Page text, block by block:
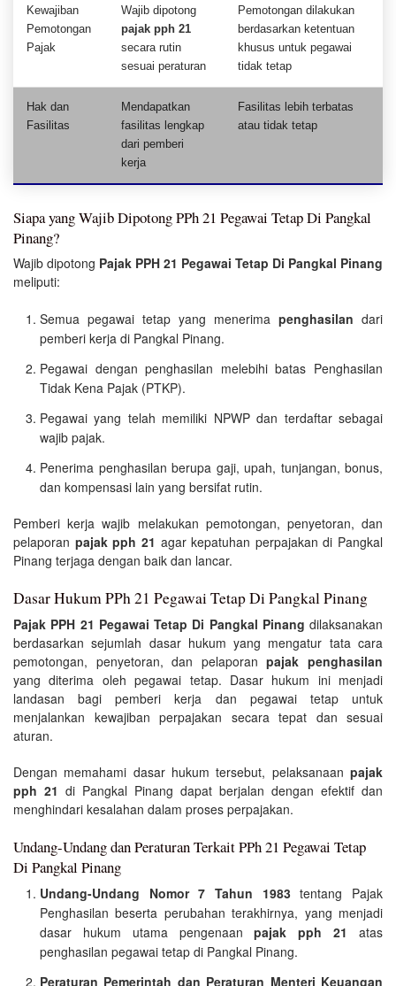
Kewajiban
Pemotongan
Pajak
Wajib dipotong
pajak pph 21
secara rutin
sesuai peraturan
Pemotongan dilakukan
berdasarkan ketentuan
khusus untuk pegawai
tidak tetap
Hak dan
Fasilitas
Mendapatkan
fasilitas lengkap
dari pemberi
kerja
Fasilitas lebih terbatas
atau tidak tetap
Siapa yang Wajib Dipotong PPh 21 Pegawai Tetap Di Pangkal
Pinang?
Wajib dipotong Pajak PPH 21 Pegawai Tetap Di Pangkal Pinang
meliputi:
Semua pegawai tetap yang menerima penghasilan dari
pemberi kerja di Pangkal Pinang.
Pegawai dengan penghasilan melebihi batas Penghasilan
Tidak Kena Pajak (PTKP).
Pegawai yang telah memiliki NPWP dan terdaftar sebagai
wajib pajak.
Penerima penghasilan berupa gaji, upah, tunjangan, bonus,
dan kompensasi lain yang bersifat rutin.
Pemberi kerja wajib melakukan pemotongan, penyetoran, dan
pelaporan pajak pph 21 agar kepatuhan perpajakan di Pangkal
Pinang terjaga dengan baik dan lancar.
Dasar Hukum PPh 21 Pegawai Tetap Di Pangkal Pinang
Pajak PPH 21 Pegawai Tetap Di Pangkal Pinang dilaksanakan
berdasarkan sejumlah dasar hukum yang mengatur tata cara
pemotongan, penyetoran, dan pelaporanpajak penghasilan
yang diterima oleh pegawai tetap. Dasar hukum ini menjadi
landasan bagi pemberi kerja dan pegawai tetap untuk
menjalankan kewajiban perpajakan secara tepat dan sesuai
aturan.
Dengan memahami dasar hukum tersebut, pelaksanaan pajak
pph 21 di Pangkal Pinang dapat berjalan dengan efektif dan
menghindari kesalahan dalam proses perpajakan.
Undang-Undang dan Peraturan Terkait PPh 21 Pegawai Tetap
Di Pangkal Pinang
Undang-Undang Nomor 7 Tahun 1983tentang Pajak
Penghasilan beserta perubahan terakhirnya, yang menjadi
dasar hukum utama pengenaanpajak pph 21
atas
penghasilan pegawai tetap di Pangkal Pinang.
Peraturan Pemerintah dan Peraturan Menteri Keuangan